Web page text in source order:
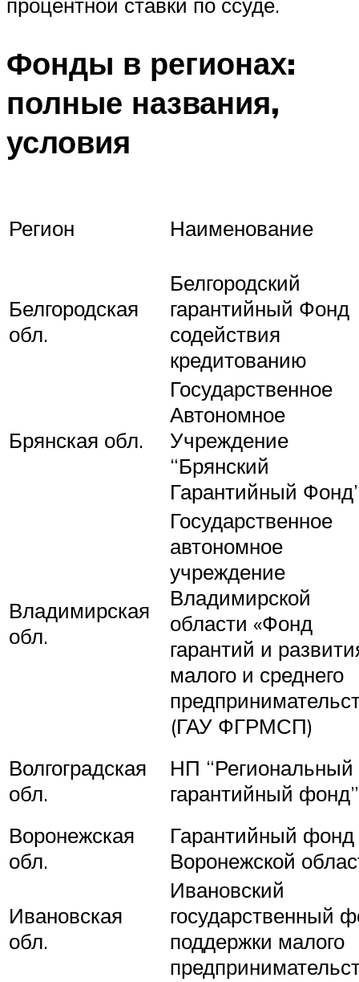
Фонды в регионах:
полные названия,
условия
Регион Наименование
Белгородская
обл.
Белгородский
гарантийный Фонд
содействия
кредитованию
Брянская обл.
Государственное
Автономное
Учреждение
“Брянский
Гарантийный
Владимирская
обл.
Государственное
автономное
учреждение
Владимирской
области «Фонд
гарантий и
малого и среднего
(ГАУ ФГРМСП)
Волгоградская
обл.
НП “Региональный
гарантийный фонд”
Воронежская
обл.
Гарантийный фонд
Воронежской
Ивановская
обл.
Ивановский
государственный
поддержки малого